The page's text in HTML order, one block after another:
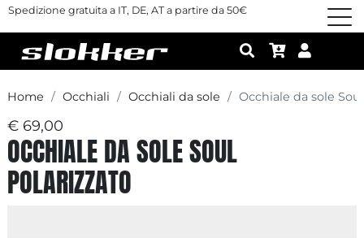
Spedizione gratuita a IT, DE, AT a partire da 50€
Home Occhiali Occhiali da sole Occhiale da sole
€ 69,00
OCCHIALE DA SOLE SOUL
POLARIZZATO